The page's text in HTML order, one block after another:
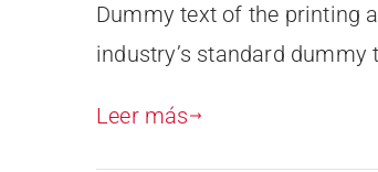
Dummy text of the printing
industry’s standard dummy
Leer más